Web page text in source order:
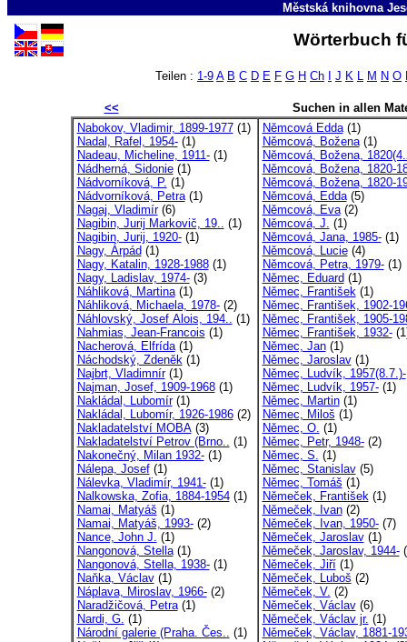
Městská knihovna
Wörterbuch
Teilen : 1-9 A B C D E F G H Ch J K L M N O
<<
Suchen in allen
Nabokov, Vladimir, 1899-1977(1)
Nadal, Rafel, 1954-(1)
Nadeau, Micheline, 1911-(1)
Nádherná, Sidonie(1)
Nádvorníková, P. (1)
Nádvorníková, Petra(1)
Nagaj, Vladimír(6)
Nagibin, Jurij Markovič, 19.. (1)
Nagibin, Jurij, 1920-(1)
Nagy, Árpád (1)
Nagy, Katalin, 1928-1988(1)
Nagy, Ladislav, 1974-(3)
Náhliková, Martina(1)
Náhliková, Michaela, 1978-(2)
Náhlovský, Josef Alois, 194.. (1)
Nahmias, Jean-Francois (1)
Nacherová, Elfrída(1)
Náchodský, Zdeněk(1)
Najbrt, Vladimnír(1)
Najman, Josef, 1909-1968(1)
Nakládal, Lubomír(1)
Nakládal, Lubomír, 1926-1986(2)
Nakladatelství MOBA(3)
Nakladatelství Petrov (Brno.. (1)
Nakonečný, Milan 1932-(1)
Nálepa, Josef(1)
Nálevka, Vladimír, 1941-(1)
Nalkowska, Zofia, 1884-1954(1)
Namai, Matyáš (1)
Namai, Matyáš, 1993-(2)
Nance, John J. (1)
Nangonová, Stella(1)
Nangonová, Stella, 1938-(1)
Naňka, Václav(1)
Náplava, Miroslav, 1966-(2)
Naradžičová, Petra(1)
Nardi, G. (1)
Národní galerie (Praha. Čes.. (1)
Němcová Edda(1)
Němcová, Božena(1)
Němcová, Božena,
Němcová, Božena, 1820-
Němcová, Božena, 1820-
Němcová, Edda(5)
Němcová, Eva(2)
Němcová, J. (1)
Němcová, Jana, 1985-(1)
Němcová, Lucie(4)
Němcová, Petra, 1979-(1)
Němec, Eduard (1)
Němec, František(1)
Němec, František, 1902-
Němec, František, 1905-
Němec, František, 1932-
Němec, Jan(1)
Němec, Jaroslav(1)
Němec, Ludvík, 1957(8.7.)-
Němec, Ludvík, 1957-(1)
Němec, Martin(1)
Němec, Miloš (1)
Němec, O. (1)
Němec, Petr, 1948-(2)
Němec, S. (1)
Němec, Stanislav(5)
Němec, Tomáš (1)
Němeček, František(1)
Němeček, Ivan(2)
Němeček, Ivan, 1950-(7)
Němeček, Jaroslav(1)
Němeček, Jaroslav, 1944-
Němeček, Jiří(1)
Němeček, Luboš (2)
Němeček, V. (2)
Němeček, Václav(6)
Němeček, Václav jr. (1)
Němeček, Václav, 1881-